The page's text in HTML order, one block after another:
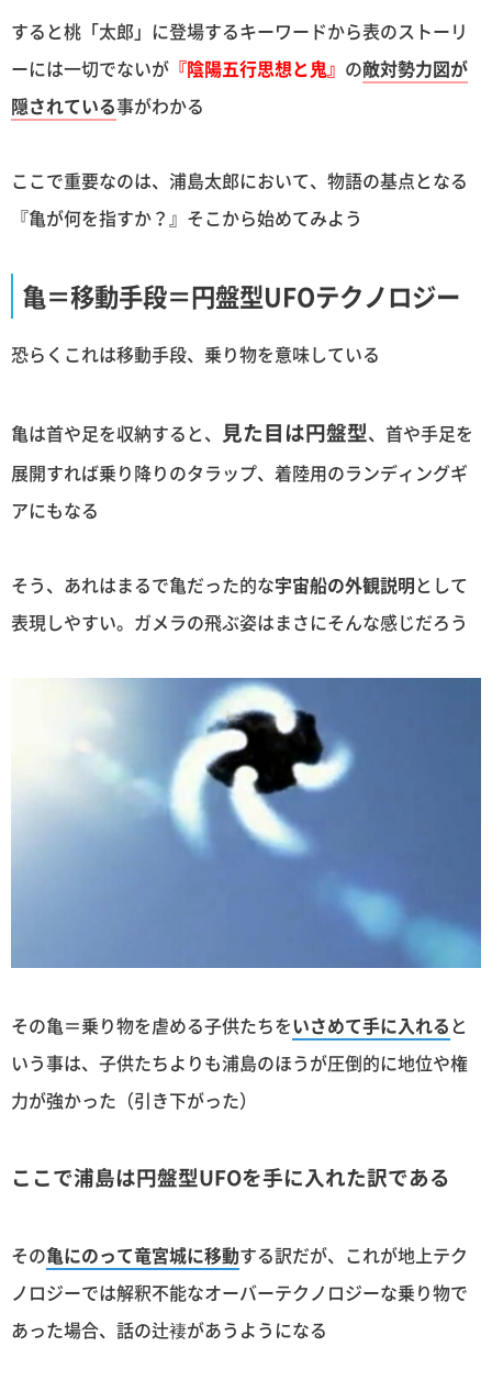
すると桃「太郎」に登場するキーワードから表のストーリ
ーには一切でないが 『陰陽五行思想と鬼』 の敵対勢力図が
隠されている事がわかる
ここで重要なのは、浦島太郎において、物語の基点となる
『亀が何を指すか？』そこから始めてみよう
亀＝移動手段＝円盤型UFOテクノロジー
恐らくこれは移動手段、乗り物を意味している
亀は首や足を収納すると、 見た目は円盤型、首や手足を
展開すれば乗り降りのタラップ、着陸用のランディングギ
アにもなる
そう、あれはまるで亀だった的な宇宙船の外観説明として
表現しやすい。ガメラの飛ぶ姿はまさにそんな感じだろう
その亀＝乗り物を虐める子供たちをいさめて手に入れると
いう事は、子供たちよりも浦島のほうが圧倒的に地位や権
力が強かった（引き下がった）
ここで浦島は円盤型UFOを手に入れた訳である
その亀にのって竜宮城に移動する訳だが、これが地上テク
ノロジーでは解釈不能なオーバーテクノロジーな乗り物で
あった場合、話の辻褄があうようになる